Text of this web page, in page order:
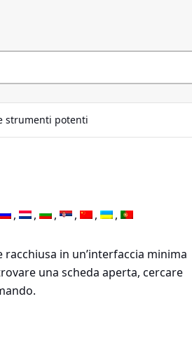
strumenti potenti
in un’interfaccia minima
una scheda aperta, cercare